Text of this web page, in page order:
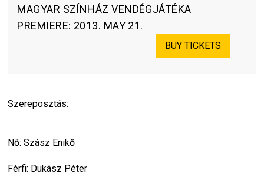
MAGYAR SZÍNHÁZ VENDÉGJÁTÉKA
PREMIERE: 2013. MAY 21.
BUY TICKETS
Szereposztás:
Nő: Szász Enikő
Férfi: Dukász Péter